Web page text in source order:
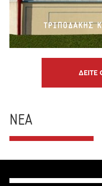
ΤΡΙΠΟΔΑΚΗΣ
ΔΕΙΤΕ
ΝΕΑ